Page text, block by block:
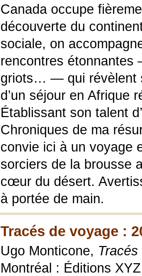
Canada occupe
découverte du
sociale, on
rencontres
griots… — qui révèlent
d’un séjour en Afrique
Établissant son talent
Chroniques de ma
convie ici à un voyage
sorciers de la brousse
cœur du désert.
à portée de main.
Tracés de voyage :
Ugo Monticone,
Montréal : Éditions